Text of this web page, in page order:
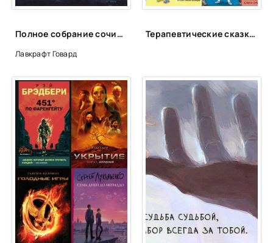
Полное собрание сочинений - Говард Лавкрафт
Лавкрафт Говард
Терапевтические сказки для детей!